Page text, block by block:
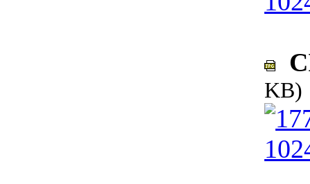
KB)